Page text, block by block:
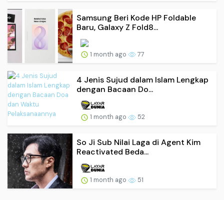
Samsung Beri Kode HP Foldable
Baru, Galaxy Z Fold8...
1 month ago 77
4 Jenis Sujud dalam Islam Lengkap
dengan Bacaan Do...
1 month ago 52
So Ji Sub Nilai Laga di Agent Kim
Reactivated Beda...
1 month ago 51